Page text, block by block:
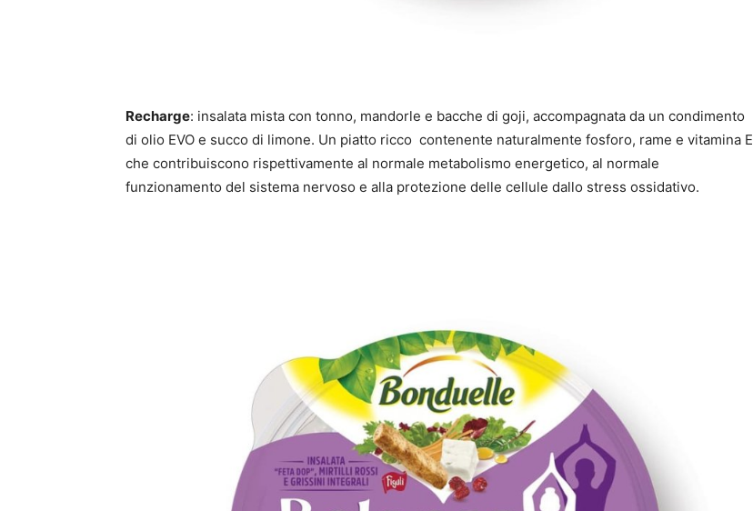
Recharge: insalata mista con tonno, mandorle e bacche di goji, accompagnata da un condimento
di olio EVO e succo di limone. Un piatto ricco contenente naturalmente fosforo, rame e vitamina E
che contribuiscono rispettivamente al normale metabolismo energetico, al normale
funzionamento del sistema nervoso e alla protezione delle cellule dallo stress ossidativo.